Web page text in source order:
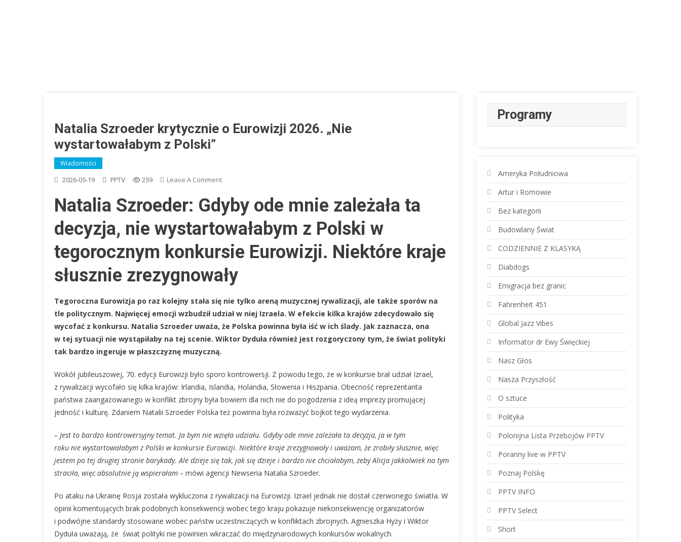
Natalia Szroeder krytycznie o Eurowizji 2026. „Nie
wystartowałabym z Polski”
Wiadomości
2026-05-19 PPTV 259 Leave A CommentOn
Szroeder
Krytycznie
O
Eurowizji
2026.
„Nie
Wystartowałabym
Z
Natalia Szroeder: Gdyby ode mnie zależała ta
decyzja, nie wystartowałabym z Polski w
tegorocznym konkursie Eurowizji. Niektóre kraje
słusznie zrezygnowały
Tegoroczna Eurowizja po raz kolejny stała się nie tylko areną muzycznej rywalizacji, ale także sporów na
tle politycznym. Najwięcej emocji wzbudził udział w niej Izraela. W efekcie kilka krajów zdecydowało się
wycofać z konkursu. Natalia Szroeder uważa, że Polska powinna była iść w ich ślady. Jak zaznacza, ona
w tej sytuacji nie wystąpiłaby na tej scenie. Wiktor Dyduła również jest rozgoryczony tym, że świat polityki
tak bardzo ingeruje w płaszczyznę muzyczną.
Wokół jubileuszowej, 70. edycji Eurowizji było sporo kontrowersji. Z powodu tego, że w konkursie brał udział Izrael,
z rywalizacji wycofało się kilka krajów: Irlandia, Islandia, Holandia, Słowenia i Hiszpania. Obecność reprezentanta
państwa zaangażowanego w konflikt zbrojny była bowiem dla nich nie do pogodzenia z ideą imprezy promującej
jedność i kulturę. Zdaniem Natalii Szroeder Polska też powinna była rozważyć bojkot tego wydarzenia.
– Jest to bardzo kontrowersyjny temat. Ja bym nie wzięła udziału. Gdyby ode mnie zależała ta decyzja, ja w tym
roku nie wystartowałabym z Polski w konkursie Eurowizji. Niektóre kraje zrezygnowały i uważam, że zrobiły słusznie, więc
jestem po tej drugiej stronie barykady. Ale dzieje się tak, jak się dzieje i bardzo nie chciałabym, żeby Alicja jakkolwiek na tym
straciła, więc absolutnie ją wspierałam – mówi agencji Newseria Natalia Szroeder.
Po ataku na Ukrainę Rosja została wykluczona z rywalizacji na Eurowizji. Izrael jednak nie dostał czerwonego światła. W
opinii komentujących brak podobnych konsekwencji wobec tego kraju pokazuje niekonsekwencję organizatorów
i podwójne standardy stosowane wobec państw uczestniczących w konfliktach zbrojnych. Agnieszka Hyży i Wiktor
Dyduła uważają, że świat polityki nie powinien wkraczać do międzynarodowych konkursów wokalnych.
Programy
Ameryka Południowa
Artur i Romowie
Bez kategorii
Budowlany Świat
CODZIENNIE Z KLASYKĄ
Diabdogs
Emigracja bez granic
Fahrenheit 451
Global Jazz Vibes
Informator dr Ewy Święckiej
Nasz Głos
Nasza Przyszłość
O sztuce
Polityka
Polonijna Lista Przebojów PPTV
Poranny live w PPTV
Poznaj Polskę
PPTV INFO
PPTV Select
Short